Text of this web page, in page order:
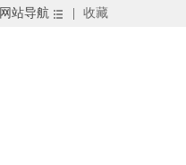
网站导航 收藏